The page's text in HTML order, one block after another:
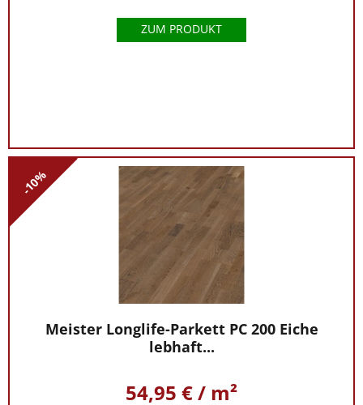
ZUM PRODUKT
-10%
Meister Longlife-Parkett PC 200 Eiche
lebhaft...
54,95 € / m²